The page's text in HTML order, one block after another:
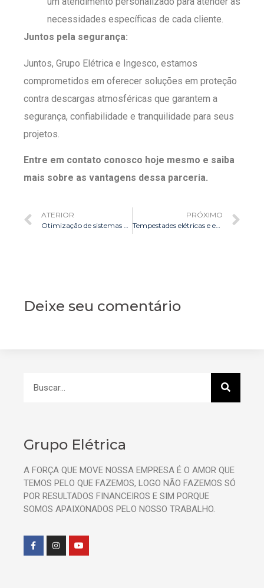
necessidades específicas de cada cliente.
Juntos pela segurança:
Juntos, Grupo Elétrica e Ingesco, estamos
comprometidos em oferecer soluções em proteção
contra descargas atmosféricas que garantem a
segurança, confiabilidade e tranquilidade para seus
projetos.
Entre em contato conosco hoje mesmo e saiba
mais sobre as vantagens dessa parceria.
ATERIOR
Otimização de sistemas de iluminação para indústrias
PRÓXIMO
Tempestades elétricas e eventos ao ar livre: alerta técnico
Deixe seu comentário
Grupo Elétrica
A FORÇA QUE MOVE NOSSA EMPRESA É O AMOR QUE
TEMOS PELO QUE FAZEMOS, LOGO NÃO FAZEMOS SÓ
POR RESULTADOS FINANCEIROS E SIM PORQUE
SOMOS APAIXONADOS PELO NOSSO TRABALHO.